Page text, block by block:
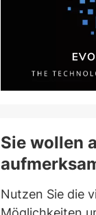
Sie wollen
Nutzen Sie die